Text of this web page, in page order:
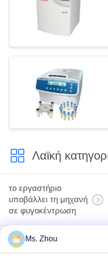
Λαϊκή
το εργαστήριο
υποβάλλει τη μηχανή
σε φυγοκέντρωση
PRP PRF υποβάλλει
Ms. Zhou